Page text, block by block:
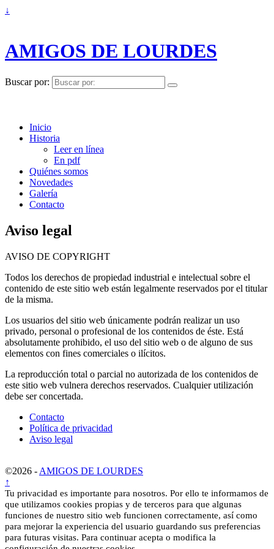
↓
AMIGOS DE LOURDES
Buscar por:
Inicio
Historia
Leer en línea
En pdf
Quiénes somos
Novedades
Galería
Contacto
Aviso legal
AVISO DE COPYRIGHT
Todos los derechos de propiedad industrial e intelectual sobre el
contenido de este sitio web están legalmente reservados por el titular
de la misma.
Los usuarios del sitio web únicamente podrán realizar un uso
privado, personal o profesional de los contenidos de éste. Está
absolutamente prohibido, el uso del sitio web o de alguno de sus
elementos con fines comerciales o ilícitos.
La reproducción total o parcial no autorizada de los contenidos de
este sitio web vulnera derechos reservados. Cualquier utilización
debe ser concertada.
Contacto
Política de privacidad
Aviso legal
©2026 - AMIGOS DE LOURDES
↑
Tu privacidad es importante para nosotros. Por ello te informamos de
que utilizamos cookies propias y de terceros para que algunas
funciones de nuestro sitio web funcionen correctamente, así como
para mejorar la experiencia del usuario guardando sus preferencias
para futuras visitas. Para continuar acepta o modifica la